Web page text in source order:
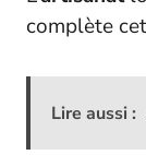
complète
Lire aussi :